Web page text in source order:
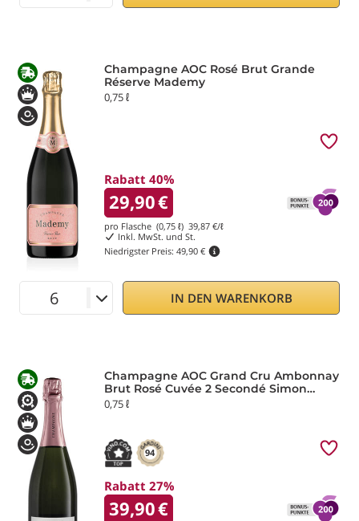
Champagne AOC Rosé Brut Grande
Réserve Mademy
0,75 ℓ
Rabatt 40%
29,90€
pro Flasche (0,75 ℓ) 39,87 €/ℓ
Inkl. MwSt. und St.
Niedrigster Preis: 49,90 €
IN DEN WARENKORB
Champagne AOC Grand Cru Ambonnay
Brut Rosé Cuvée 2 Secondé Simon
Laurier
0,75 ℓ
94
Rabatt 27%
39,90€